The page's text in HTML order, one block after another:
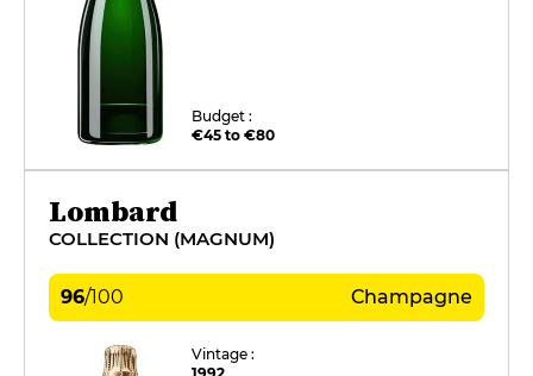
Budget :
€45 to €80
Lombard
COLLECTION (MAGNUM)
96/100 Champagne
Vintage :